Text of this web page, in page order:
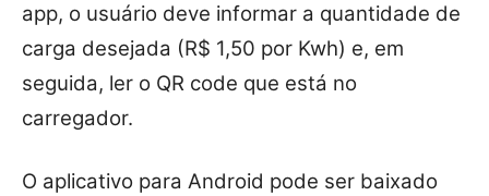
app, o usuário deve informar a quantidade de
carga desejada (R$ 1,50 por Kwh) e, em
seguida, ler o QR code que está no
carregador.
O aplicativo para Android pode ser baixado